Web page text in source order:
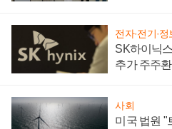
전자·전기·정
SK하이닉
추가 주주
사회
미국 법원 "